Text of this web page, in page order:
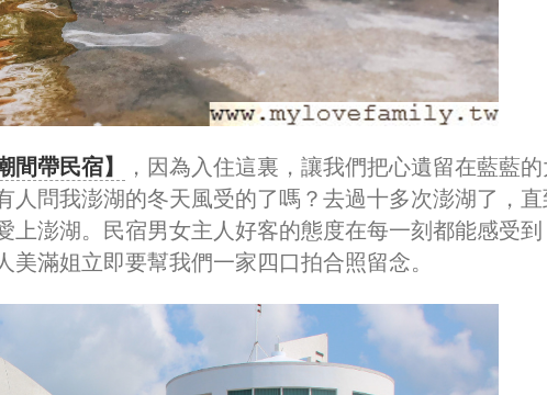
間帶民宿】
，因為入住這裏，讓我們把心遺留在藍藍的
人問我澎湖的冬天風受的了嗎？去過十多次澎湖了，直
上澎湖。民宿男女主人好客的態度在每一刻都能感受到
美滿姐立即要幫我們一家四口拍合照留念。